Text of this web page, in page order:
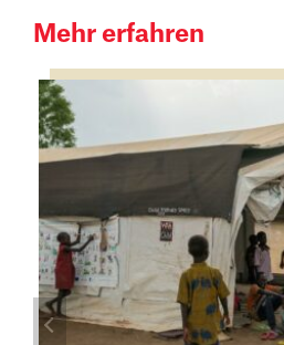
Mehr erfahren